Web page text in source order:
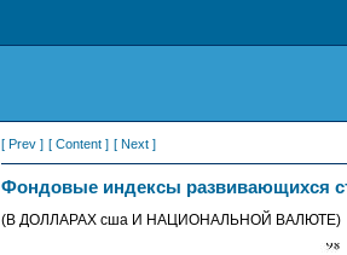
[ Prev ] [ Content ] [ Next ]
Фондовые индексы развивающихся
(В ДОЛЛАРАХ сша И НАЦИОНАЛЬНОЙ ВАЛЮТЕ)